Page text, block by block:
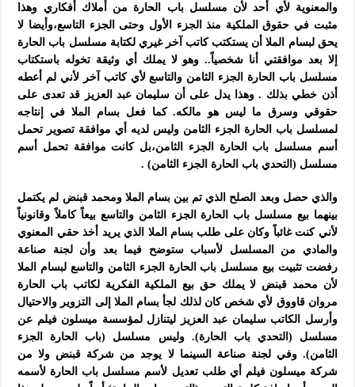
والمعنوية لأي أحد لأن مسلسل باب الحارة من أملاك أفكاري وهذا
مثبت في حقوق الملكية منذ الجزء الأول وحتى الجزء التاسع،وأيضا لا
يحق لبسام الملا أن يستكتب كاتب آخر غيري لكتابة مسلسل باب الحارة
إلا بعد موافقتي أنا شخصياً.. وهو لا يملك أي وثيقة تخوله باستكتاب
مسلسل باب الحارة الجزء الثامن والتاسع لأي كاتب آخر لأني لم أعطه
أذن خطي بذلك . وهذا يدل على أن سليمان عبد العزيز قد تعدى على
حقوقي وسرق ما ليس هو مالكه. كما فعل بسام الملا في إنتاجه
لمسلسل باب الحارة الجزء الثامن وليس لديه أي موافقة تصوير تحمل
أسم مسلسل باب الحارة الجزء الثامن،بل كانت موافقة تحمل أسم
مسلسل (التحدي باب الحارة الجزء الثامن) .
والذي حصل وبعد الصلح الذي تم بين بسام الملا ومحمد قبنض لم يكتمل
بينهما بيع مسلسل باب الحارة الجزء الثامن والتاسع بيعاً كاملاً وقانونياً
لأني كنت غائباً وكان على طلب بسام الملا الذي يريد أخذ حقي المعنوي
والمادي من المسلسل لأسباب ستوضح فيما بعد وأن لجنة صناعة
رفضت تثبيت بيع مسلسل باب الحارة الجزء الثامن والتاسع لبسام الملا
لأن محمد قبنض لا يملك حق بيع الملكية الفكرية لكاتب باب الحارة
مروان قاووق لأي شخص كان لذلك لجأ بسام الملا إلى التزوير والاحتيال
وأرسل الكاتب سليمان عبد العزيز ليتنازل لمؤسسة ميسلون فيلم عن
مسلسل (التحدي باب الحارة). وليس مسلسل (باب الحارة الجزء
الثامن). وفي لجنة صناعة السينما لا يوجد من شركة قبنض ولا من
شركة ميسلون فيلم أي طلب تعديل لأسم مسلسل باب الحارة لأسمه